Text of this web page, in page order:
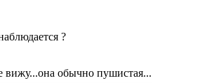
?
вижу...она обычно пушистая...